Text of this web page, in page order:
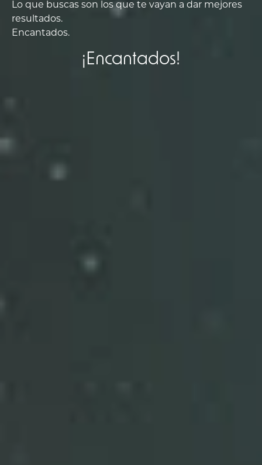
Lo que buscas son los que te vayan a dar mejores
resultados.
Encantados.
¡Encantados!